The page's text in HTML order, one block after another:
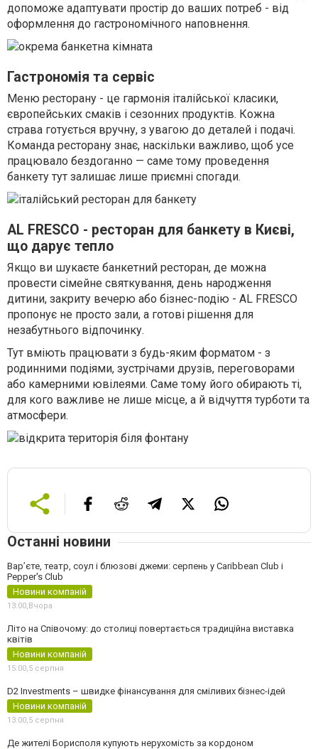
допоможе адаптувати простір до ваших потреб - від
оформлення до гастрономічного наповнення.
Гастрономія та сервіс
Меню ресторану - це гармонія італійської класики,
європейських смаків і сезонних продуктів. Кожна
страва готується вручну, з увагою до деталей і подачі.
Команда ресторану знає, наскільки важливо, щоб усе
працювало бездоганно — саме тому проведення
банкету тут залишає лише приємні спогади.
AL FRESCO - ресторан для банкету в Києві,
що дарує тепло
Якщо ви шукаєте банкетний ресторан, де можна
провести сімейне святкування, день народження
дитини, закриту вечерю або бізнес-подію - AL FRESCO
пропонує не просто зали, а готові рішення для
незабутнього відпочинку.
Тут вміють працювати з будь-яким форматом - з
родинними подіями, зустрічами друзів, переговорами
або камерними ювілеями. Саме тому його обирають ті,
для кого важливе не лише місце, а й відчуття турботи та
атмосфери.
Останні новини
Вар’єте, театр, соул і блюзові джеми: серпень у Caribbean Club і
Pepper's Club
Новини компаній
13:00,Вчора
Літо на Співочому: до столиці повертається традиційна виставка
квітів
Новини компаній
15:00,5 серпня
D2 Investments – швидке фінансування для сміливих бізнес-ідей
Новини компаній
13:00,5 серпня
Де жителі Борисполя купують нерухомість за кордоном